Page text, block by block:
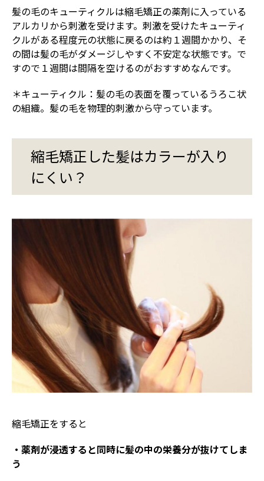
髪の毛のキューティクルは縮毛矯正の薬剤に入っている
アルカリから刺激を受けます。刺激を受けたキューティ
クルがある程度元の状態に戻るのは約１週間かかり、そ
の間は髪の毛がダメージしやすく不安定な状態です。で
すので１週間は間隔を空けるのがおすすめなんです。
＊キューティクル：髪の毛の表面を覆っているうろこ状
の組織。髪の毛を物理的刺激から守っています。
縮毛矯正した髪はカラーが入り
にくい？
縮毛矯正をすると
・薬剤が浸透すると同時に髪の中の栄養分が抜けてしま
う